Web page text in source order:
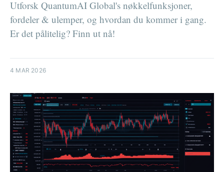
Utforsk QuantumAI Global's nøkkelfunksjoner,
fordeler & ulemper, og hvordan du kommer i gang.
Er det pålitelig? Finn ut nå!
4 MAR 2026